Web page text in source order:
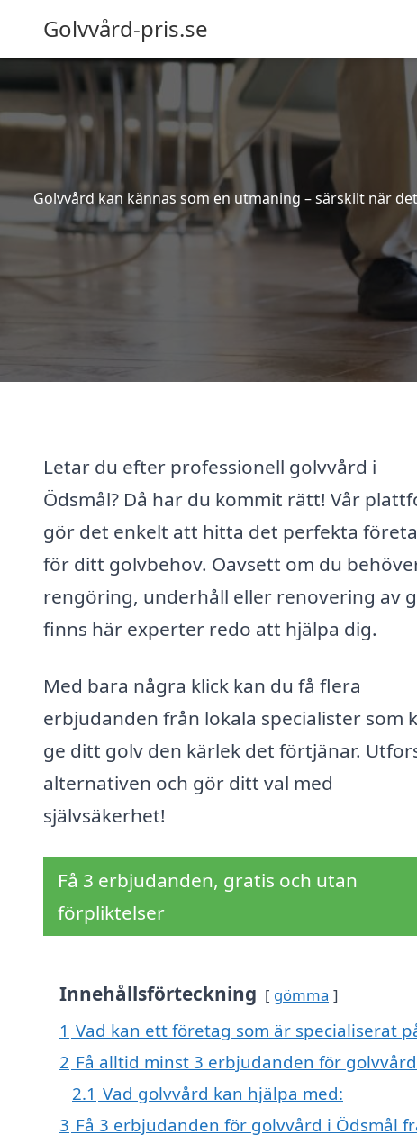
Golvvård-pris.se
Golvvård kan kännas som en utmaning – särskilt när
Letar du efter professionell golvvård i
Ödsmål? Då har du kommit rätt! Vår
gör det enkelt att hitta det perfekta
för ditt golvbehov. Oavsett om du
rengöring, underhåll eller renovering av
finns här experter redo att hjälpa dig.
Med bara några klick kan du få flera
erbjudanden från lokala specialister som
ge ditt golv den kärlek det förtjänar.
alternativen och gör ditt val med
självsäkerhet!
Få 3 erbjudanden, gratis och utan
förpliktelser
Innehållsförteckning gömma
1 Vad kan ett företag som är specialiserat
2 Få alltid minst 3 erbjudanden för
2.1 Vad golvvård kan hjälpa med:
3 Få 3 erbjudanden för golvvård i Ödsmål